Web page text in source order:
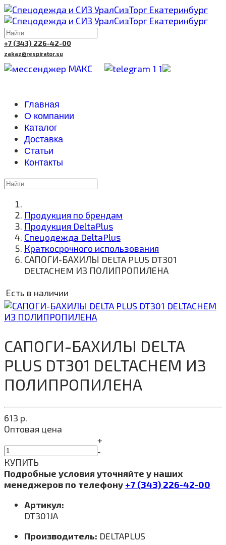
+7 (343) 226-42-00
zakaz@respirator.su
Главная
О компании
Каталог
Доставка
Cтатьи
Контакты
Продукция по брендам
Продукция DeltaPlus
Спецодежда DeltaPlus
Краткосрочного использования
САПОГИ-БАХИЛЫ DELTA PLUS DT301
DELTACHEM ИЗ ПОЛИПРОПИЛЕНА
Есть в наличии
САПОГИ-БАХИЛЫ DELTA
PLUS DT301 DELTACHEM ИЗ
ПОЛИПРОПИЛЕНА
613 р.
Оптовая цена
+
-
КУПИТЬ
Подробные условия уточняйте у наших
менеджеров по телефону +7 (343) 226-42-00
Артикул:
DT301JA
Производитель: DELTAPLUS